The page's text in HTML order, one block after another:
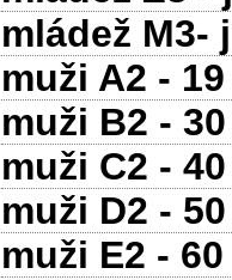
mládež M3-
muži A2 -
muži B2 -
muži C2 -
muži D2 -
muži E2 -